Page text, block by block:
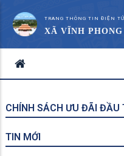
TRANG THÔNG TIN ĐIỆN TỬ
XÃ VĨNH
CHÍNH SÁCH ƯU ĐÃI ĐẦU
TIN MỚI